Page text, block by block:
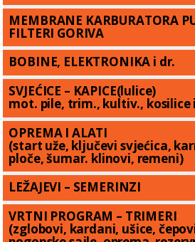
MEMBRANE KARBURATORA
FILTERI GORIVA
BOBINE, ELEKTRONIKA i dr.
SVJEĆICE – KAPICE(lulice)
mot. pile, trim., kultiv., kosilice
OPREMA I ALATI
(start uže, ključevi svjećica,
ploče, šumar. klinovi, remeni)
LEŽAJEVI – SEMERINZI
VRTNI PROGRAM – TRIMERI
(zglobovi, kardani, ušice,